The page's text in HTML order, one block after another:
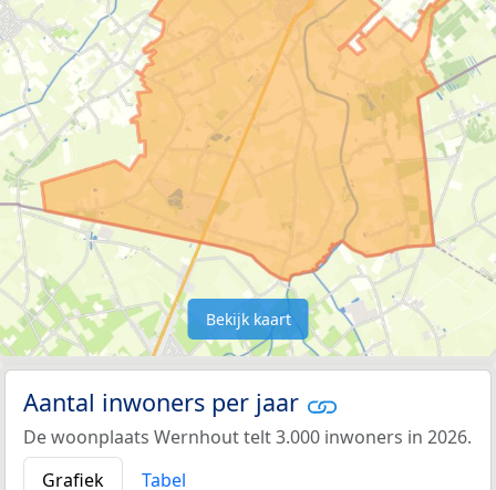
Bekijk kaart
Aantal inwoners per jaar
De woonplaats Wernhout telt 3.000 inwoners in 2026.
Grafiek
Tabel